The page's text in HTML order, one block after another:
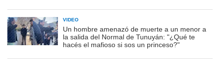
VIDEO
Un hombre amenazó de muerte a un menor a
la salida del Normal de Tunuyán: "¿Qué te
hacés el mafioso si sos un princeso?"